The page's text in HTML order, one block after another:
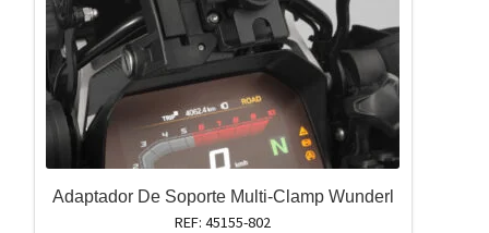
Adaptador De Soporte Multi-Clamp Wunderl
REF: 45155-802